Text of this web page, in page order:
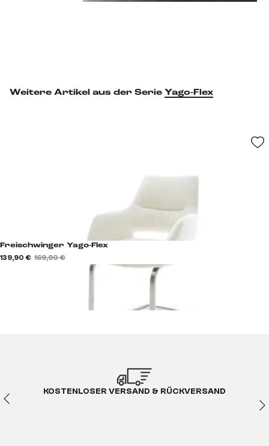
Weitere Artikel aus der Serie Yago-Flex
Freischwinger Yago-Flex
139,90 € 169,90 €
KOSTENLOSER VERSAND & RÜCKVERSAND